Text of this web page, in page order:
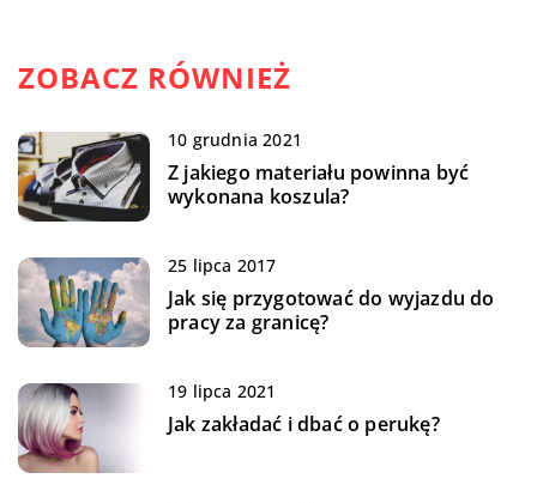
ZOBACZ RÓWNIEŻ
10 grudnia 2021
Z jakiego materiału powinna być
wykonana koszula?
25 lipca 2017
Jak się przygotować do wyjazdu do
pracy za granicę?
19 lipca 2021
Jak zakładać i dbać o perukę?